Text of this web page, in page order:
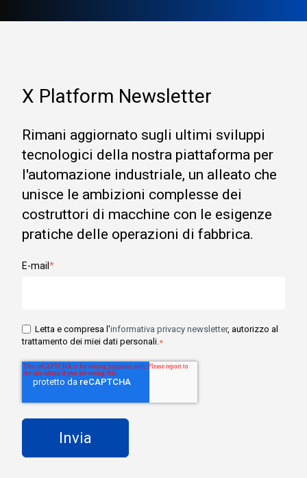
X Platform Newsletter
Rimani aggiornato sugli ultimi sviluppi
tecnologici della nostra piattaforma per
l'automazione industriale, un alleato che
unisce le ambizioni complesse dei
costruttori di macchine con le esigenze
pratiche delle operazioni di fabbrica.
E-mail *
Letta e compresa l'informativa privacy newsletter, autorizzo al
trattamento dei miei dati personali. *